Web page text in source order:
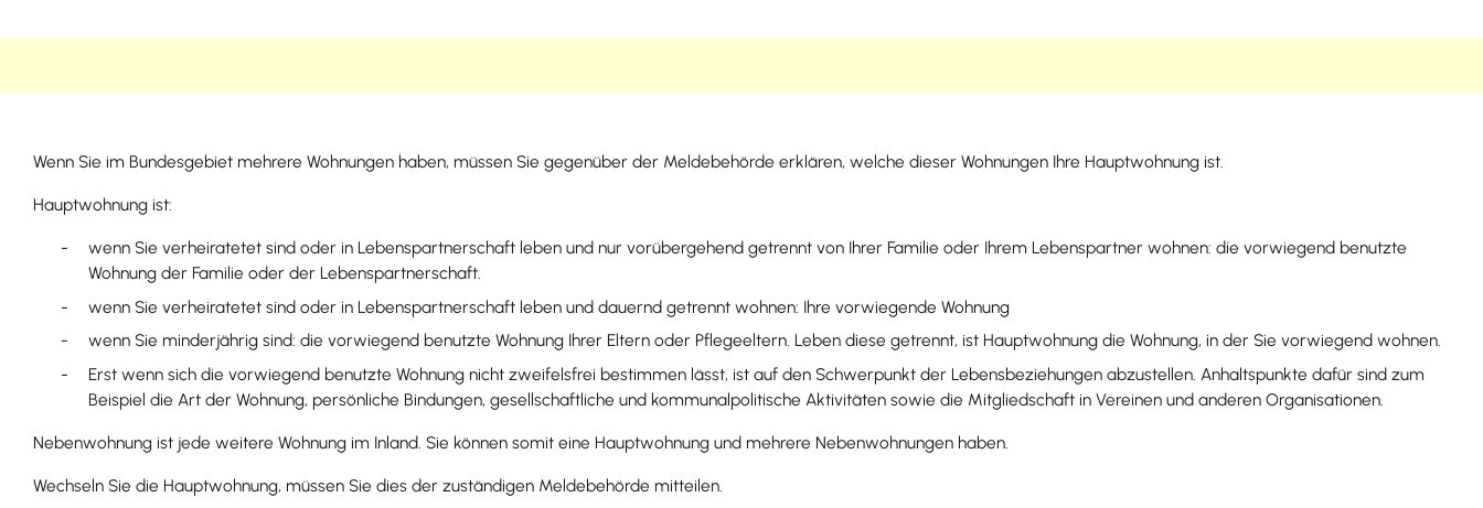
Wenn Sie im Bundesgebiet mehrere Wohnungen haben, müssen Sie gegenüber der Meldebehörde erklären, welche dieser Wohnungen Ihre Hauptwohnung ist.
Hauptwohnung ist:
wenn Sie verheiratetet sind oder in Lebenspartnerschaft leben und nur vorübergehend getrennt von Ihrer Familie oder Ihrem Lebenspartner wohnen: die vorwiegend benutzte
Wohnung der Familie oder der Lebenspartnerschaft.
wenn Sie verheiratetet sind oder in Lebenspartnerschaft leben und dauernd getrennt wohnen: Ihre vorwiegende Wohnung
wenn Sie minderjährig sind: die vorwiegend benutzte Wohnung Ihrer Eltern oder Pflegeeltern. Leben diese getrennt, ist Hauptwohnung die Wohnung, in der Sie vorwiegend wohnen.
Erst wenn sich die vorwiegend benutzte Wohnung nicht zweifelsfrei bestimmen lässt, ist auf den Schwerpunkt der Lebensbeziehungen abzustellen. Anhaltspunkte dafür sind zum
Beispiel die Art der Wohnung, persönliche Bindungen, gesellschaftliche und kommunalpolitische Aktivitäten sowie die Mitgliedschaft in Vereinen und anderen Organisationen.
Nebenwohnung ist jede weitere Wohnung im Inland. Sie können somit eine Hauptwohnung und mehrere Nebenwohnungen haben.
Wechseln Sie die Hauptwohnung, müssen Sie dies der zuständigen Meldebehörde mitteilen.